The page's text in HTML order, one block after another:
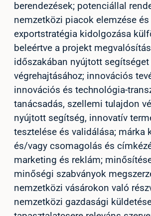
berendezések; potenciállal
nemzetközi piacok elemzése és
exportstratégia kidolgozása
beleértve a projekt
időszakában nyújtott segítséget
végrehajtásához; innovációs
innovációs és technológia-
tanácsadás, szellemi tulajdon
nyújtott segítség, innovatív
tesztelése és validálása; márka
és/vagy csomagolás és
marketing és reklám;
minőségi szabványok
nemzetközi vásárokon való
nemzetközi gazdasági